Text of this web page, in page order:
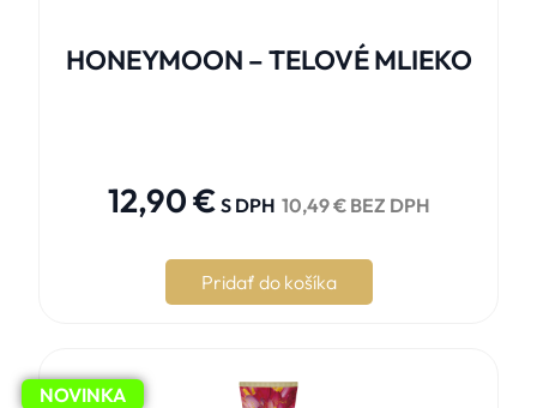
HONEYMOON – TELOVÉ MLIEKO
12,90€ S DPH 10,49€BEZ DPH
Pridať do košíka
NOVINKA